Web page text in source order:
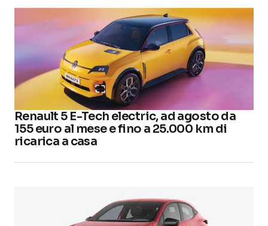
Renault 5 E-Tech electric, ad agosto da
155 euro al mese e fino a 25.000 km di
ricarica a casa